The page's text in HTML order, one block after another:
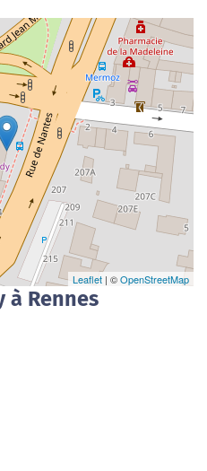
Leaflet | ©OpenStreetMap
à Rennes